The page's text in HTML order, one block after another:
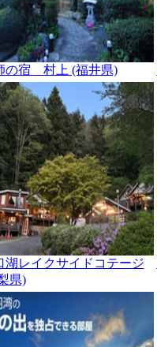
の宿 村上 (福井県)
湖レイクサイドコテージ
県)